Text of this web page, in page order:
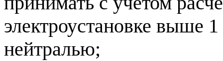
электроустановке выше
нейтралью;